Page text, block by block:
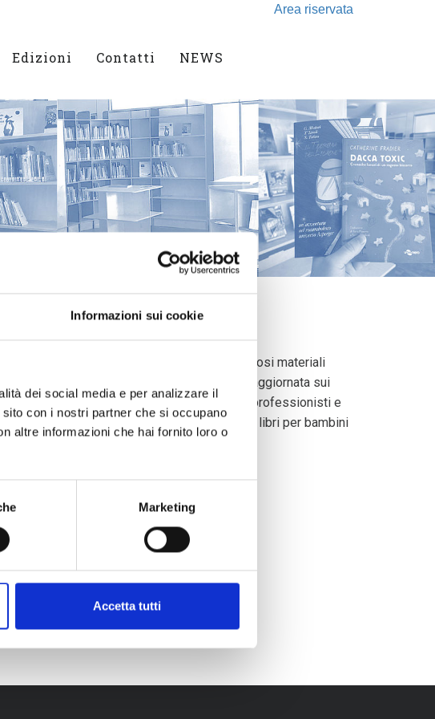
Informazioni sui cookie
dei social media e per analizzare il
con i nostri partner che si occupano
altre informazioni che hai fornito loro o
Marketing
Accetta tutti
Area riservata
Edizioni Contatti NEWS
Documentazione specifico sui DSA. I numerosi materiali
forniscono una documentazione sempre aggiornata sui
documentazione si rivolge a famigliari, professionisti e
è presente una piccola sezione di libri per bambini
all'inclusione sociale.